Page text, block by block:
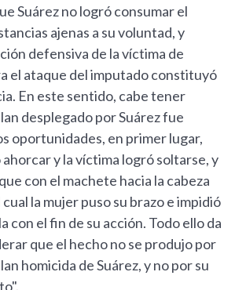
Suárez no logró consumar el
ajenas a su voluntad, y
defensiva de la víctima de
el ataque del imputado constituyó
En este sentido, cabe tener
desplegado por Suárez fue
oportunidades, en primer lugar,
y la víctima logró soltarse, y
con el machete hacia la cabeza
la mujer puso su brazo e impidió
con el fin de su acción. Todo ello da
que el hecho no se produjo por
homicida de Suárez, y no por su